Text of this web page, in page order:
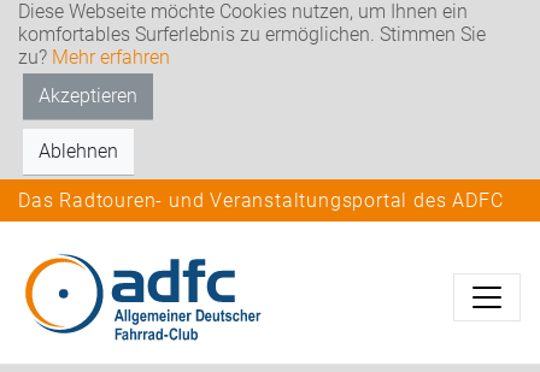
Diese Webseite möchte Cookies nutzen, um Ihnen ein
komfortables Surferlebnis zu ermöglichen. Stimmen Sie
zu? Mehr erfahren
Akzeptieren
Ablehnen
Das Radtouren- und Veranstaltungsportal des ADFC